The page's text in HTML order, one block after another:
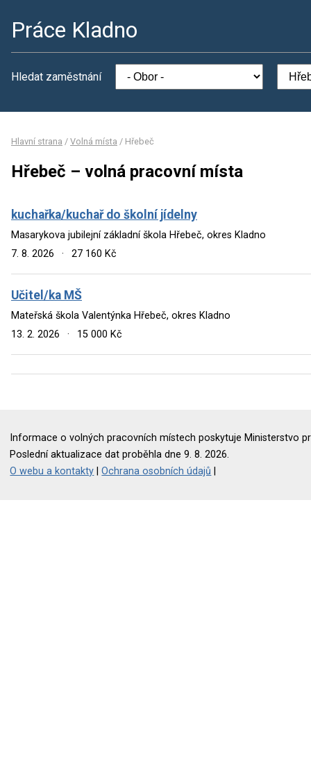
Práce Kladno
Hledat zaměstnání
Hlavní strana / Volná místa / Hřebeč
Hřebeč – volná pracovní místa
kuchařka/kuchař do školní jídelny
Masarykova jubilejní základní škola Hřebeč, okres Kladno
7. 8. 2026
· 27 160 Kč
Učitel/ka MŠ
Mateřská škola Valentýnka Hřebeč, okres Kladno
13. 2. 2026
· 15 000 Kč
Informace o volných pracovních místech poskytuje Ministerstvo
Poslední aktualizace dat proběhla dne 9. 8. 2026.
O webu a kontakty |Ochrana osobních údajů